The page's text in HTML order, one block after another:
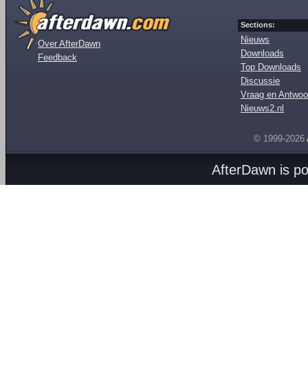
Over AfterDawn
Feedback
Sections:
Nieuws
Downloads
Top Downloads
Discussie
Vraag en
Nieuws2.nl
© 1999-2026
AfterDawn is